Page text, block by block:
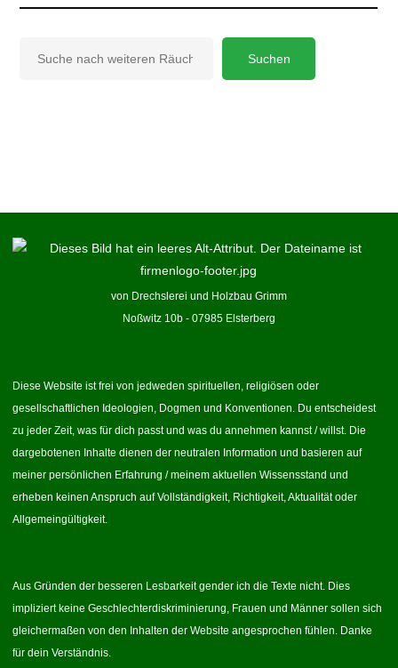
Suchen
von Drechslerei und Holzbau Grimm
Noßwitz 10b - 07985 Elsterberg
Diese Website ist frei von jedweden spirituellen, religiösen oder
gesellschaftlichen Ideologien, Dogmen und Konventionen. Du entscheidest
zu jeder Zeit, was für dich passt und was du annehmen kannst / willst. Die
dargebotenen Inhalte dienen der neutralen Information und basieren auf
meiner persönlichen Erfahrung / meinem aktuellen Wissensstand und
erheben keinen Anspruch auf Vollständigkeit, Richtigkeit, Aktualität oder
Allgemeingültigkeit.
Aus Gründen der besseren Lesbarkeit gender ich die Texte nicht. Dies
impliziert keine Geschlechterdiskriminierung, Frauen und Männer sollen sich
gleichermaßen von den Inhalten der Website angesprochen fühlen. Danke
für dein Verständnis.